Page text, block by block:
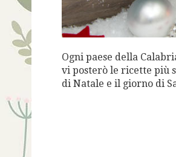
Ogni paese della
vi posterò le ricette più
di Natale e il giorno di